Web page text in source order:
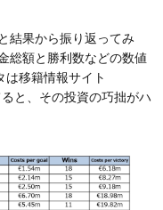
結果から振り返ってみ
総額と勝利数などの数値
は移籍情報サイト
と、その投資の巧拙がハ